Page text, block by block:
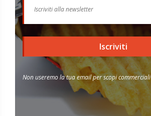
Iscriviti
Non useremo la tua email per scopi commerciali